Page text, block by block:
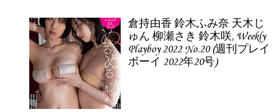
倉持由香 鈴木ふみ奈 天木じ
ゅん 柳瀬さき 鈴木咲, Weekly
Playboy 2022 No.20 (週刊プレイ
ボーイ 2022年20号)